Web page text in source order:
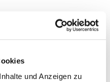
und Anzeigen zu
am 2. Sonntag im Monat